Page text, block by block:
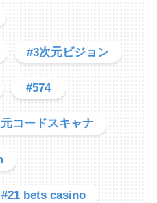
#3次元ビジョン
#574
コードスキャナ
#21 bets casino